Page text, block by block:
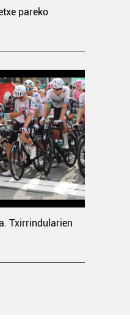
pareko
Txirrindularien